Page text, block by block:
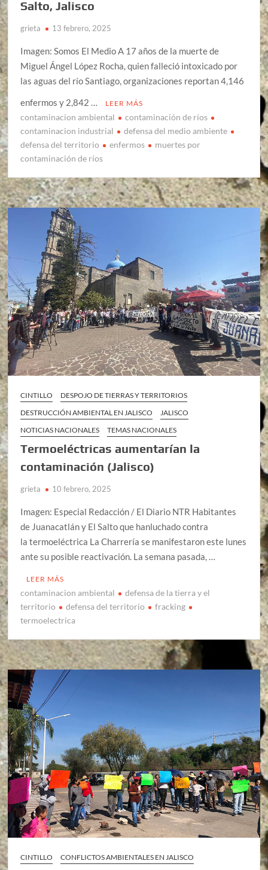
Salto, Jalisco
grieta 13 febrero, 2025
Imagen: Somos El Medio A 17 años de la muerte de
Miguel Ángel López Rocha, quien falleció intoxicado por
las aguas del río Santiago, organizaciones reportan 4,146
enfermos y 2,842 …
LEER MÁS
contaminacion ambiental
contaminación de ríos
contaminacion industrial
defensa del medio ambiente
defensa del territorio
enfermos
muertes por
contaminación de ríos
CINTILLO
DESPOJO DE TIERRAS Y TERRITORIOS
DESTRUCCIÓN AMBIENTAL EN JALISCO
JALISCO
NOTICIAS NACIONALES
TEMAS NACIONALES
Termoeléctricas aumentarían la
contaminación (Jalisco)
grieta 10 febrero, 2025
Imagen: Especial Redacción / El Diario NTR Habitantes
de Juanacatlán y El Salto que hanluchado contra
la termoeléctrica La Charrería se manifestaron este lunes
ante su posible reactivación. La semana pasada, …
LEER MÁS
contaminacion ambiental
defensa de la tierra y el
territorio
defensa del territorio
fracking
termoelectrica
CINTILLO
CONFLICTOS AMBIENTALES EN JALISCO